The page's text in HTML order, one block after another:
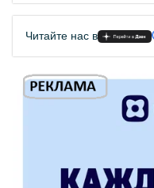
Читайте нас в